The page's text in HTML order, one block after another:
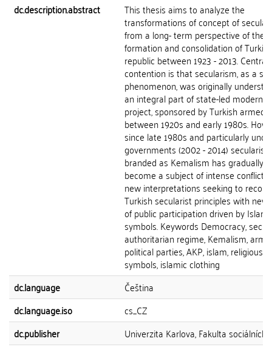
dc.description.abstract
This thesis aims to analyze the
transformations of concept of
from a long- term perspective of the
formation and consolidation of Turkish
republic between 1923 - 2013. Central
contention is that secularism, as a
phenomenon, was originally
an integral part of state-led
project, sponsored by Turkish armed
between 1920s and early 1980s.
since late 1980s and particularly
governments (2002 - 2014)
branded as Kemalism has gradually
become a subject of intense conflicts
new interpretations seeking to
Turkish secularist principles with
of public participation driven by
symbols. Keywords Democracy,
authoritarian regime, Kemalism, army,
political parties, AKP, islam, religious
symbols, islamic clothing
dc.language
Čeština
dc.language.iso
cs_CZ
dc.publisher
Univerzita Karlova, Fakulta sociálních